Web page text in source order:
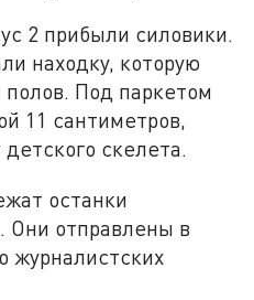
2 прибыли силовики.
находку, которую
Под паркетом
11 сантиметров,
скелета.
останки
Они отправлены в
журналистских